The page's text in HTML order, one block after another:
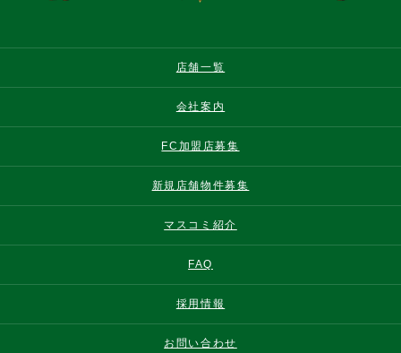
店舗一覧
会社案内
FC加盟店募集
新規店舗物件募集
マスコミ紹介
FAQ
採用情報
お問い合わせ